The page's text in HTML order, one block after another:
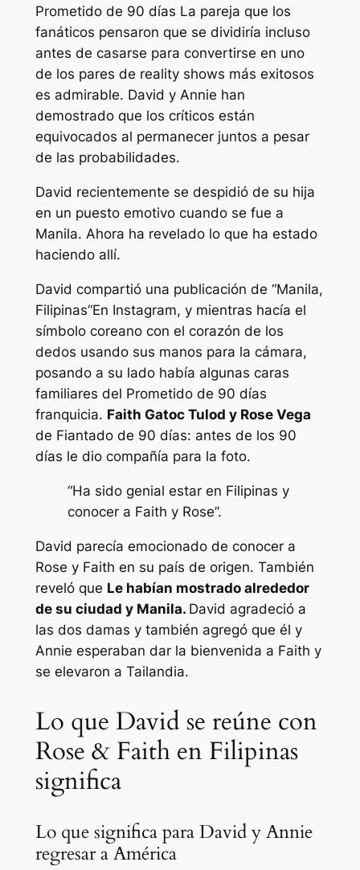
Prometido de 90 días La pareja que los
fanáticos pensaron que se dividiría incluso
antes de casarse para convertirse en uno
de los pares de reality shows más exitosos
es admirable. David y Annie han
demostrado que los críticos están
equivocados al permanecer juntos a pesar
de las probabilidades.
David recientemente se despidió de su hija
en un puesto emotivo cuando se fue a
Manila. Ahora ha revelado lo que ha estado
haciendo allí.
David compartió una publicación de “Manila,
Filipinas“En Instagram, y mientras hacía el
símbolo coreano con el corazón de los
dedos usando sus manos para la cámara,
posando a su lado había algunas caras
familiares del Prometido de 90 días
franquicia. Faith Gatoc Tulod y Rose Vega
de Fiantado de 90 días: antes de los 90
días le dio compañía para la foto.
“Ha sido genial estar en Filipinas y
conocer a Faith y Rose”.
David parecía emocionado de conocer a
Rose y Faith en su país de origen. También
reveló que Le habían mostrado alrededor
de su ciudad y Manila. David agradeció a
las dos damas y también agregó que él y
Annie esperaban dar la bienvenida a Faith y
se elevaron a Tailandia.
Lo que David se reúne con
Rose & Faith en Filipinas
significa
Lo que significa para David y Annie
regresar a América